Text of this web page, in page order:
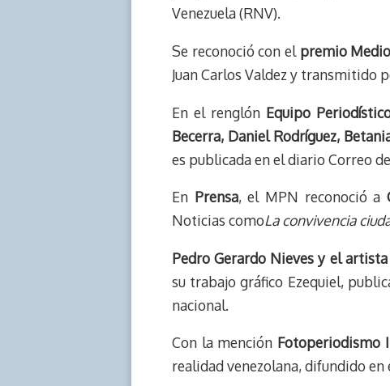
Venezuela (RNV).
Se reconoció con el premio
Juan Carlos Valdez y transmitido
En el renglón Equipo
Becerra, Daniel Rodríguez,
es publicada en el diario Correo
En Prensa, el MPN reconoció a
Noticias comoLa convivencia
Pedro Gerardo Nieves y el
su trabajo gráfico Ezequiel,
nacional.
Con la mención Fotoperiodismo
realidad venezolana, difundido en